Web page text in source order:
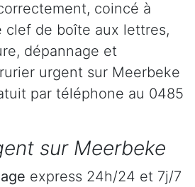
coincé à
clef de boîte aux lettres,
dépannage et
urgent sur Meerbeke
par téléphone au 0485
sur Meerbeke
express 24h/24 et 7j/7